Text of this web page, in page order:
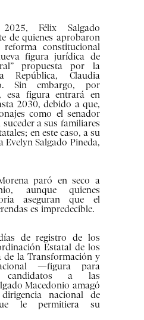
Félix Salgado
de quienes aprobaron
constitucional
figura jurídica de
propuesta por la
República, Claudia
Sin embargo, por
esa figura entrará en
2030, debido a que,
como el senador
a sus familiares
en este caso, a su
Evelyn Salgado Pineda,
paró en seco a
aunque quienes
aseguran que el
es impredecible.
de registro de los
Estatal de los
de la Transformación y
—figura para
candidatos a las
Macedonio amagó
nacional de
le permitiera su